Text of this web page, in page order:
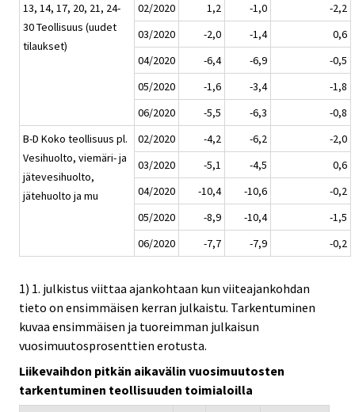
13, 14, 17, 20, 21, 24-
30 Teollisuus (uudet
tilaukset)
02/2020 1,2 -1,0
-2,2
03/2020
-2,0 -1,4
0,6
04/2020
-6,4 -6,9
-0,5
05/2020
-1,6 -3,4
-1,8
06/2020
-5,5 -6,3
-0,8
B-D Koko teollisuus pl.
Vesihuolto, viemäri- ja
jätevesihuolto,
jätehuolto ja mu
02/2020 -4,2 -6,2
-2,0
03/2020
-5,1 -4,5
0,6
04/2020
-10,4 -10,6
-0,2
05/2020
-8,9 -10,4
-1,5
06/2020
-7,7 -7,9 -0,2
1) 1. julkistus viittaa ajankohtaan kun viiteajankohdan
tieto on ensimmäisen kerran julkaistu. Tarkentuminen
kuvaa ensimmäisen ja tuoreimman julkaisun
vuosimuutosprosenttien erotusta.
Liikevaihdon pitkän aikavälin vuosimuutosten
tarkentuminen teollisuuden toimialoilla